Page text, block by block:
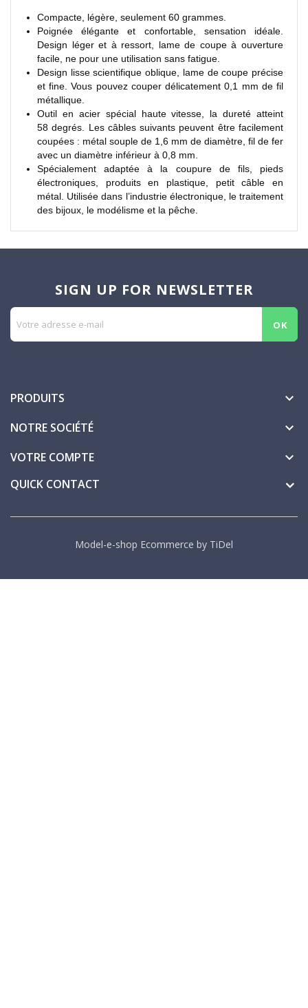
Compacte, légère, seulement 60 grammes.
Poignée élégante et confortable, sensation idéale.
Design léger et à ressort, lame de coupe à ouverture
facile, ne pour une utilisation sans fatigue.
Design lisse scientifique oblique, lame de coupe précise
et fine. Vous pouvez couper délicatement 0,1 mm de fil
métallique.
Outil en acier spécial haute vitesse, la dureté atteint
58 degrés. Les câbles suivants peuvent être facilement
coupées : métal souple de 1,6 mm de diamètre, fil de fer
avec un diamètre inférieur à 0,8 mm.
Spécialement adaptée à la coupure de fils, pieds
électroniques, produits en plastique, petit câble en
métal. Utilisée dans l’industrie électronique, le traitement
des bijoux, le modélisme et la pêche.
SIGN UP FOR NEWSLETTER
PRODUITS 
NOTRE SOCIÉTÉ 
VOTRE COMPTE 
QUICK CONTACT
Model-e-shop Ecommerce by TiDel